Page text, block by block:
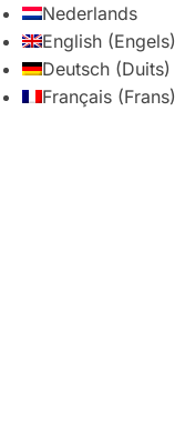
Nederlands
English (Engels)
Deutsch (Duits)
Français (Frans)